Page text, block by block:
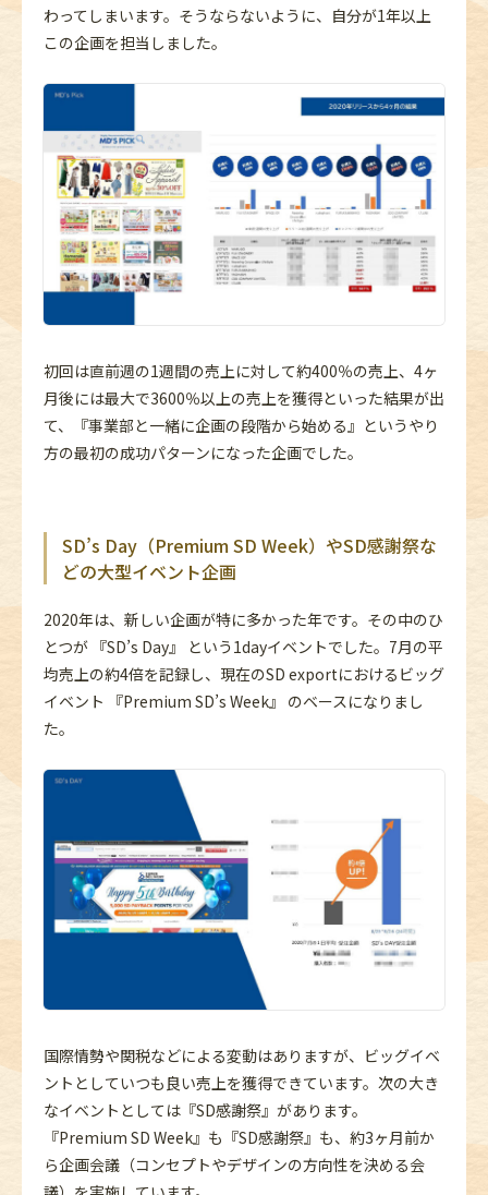
わってしまいます。そうならないように、自分が1年以上
この企画を担当しました。
初回は直前週の1週間の売上に対して約400％の売上、4ヶ
月後には最大で3600％以上の売上を獲得といった結果が出
て、『事業部と一緒に企画の段階から始める』というやり
方の最初の成功パターンになった企画でした。
SD’s Day（Premium SD Week）やSD感謝祭な
どの大型イベント企画
2020年は、新しい企画が特に多かった年です。その中のひ
とつが 『SD’s Day』 という1dayイベントでした。7月の平
均売上の約4倍を記録し、現在のSD exportにおけるビッグ
イベント 『Premium SD’s Week』 のベースになりまし
た。
国際情勢や関税などによる変動はありますが、ビッグイベ
ントとしていつも良い売上を獲得できています。次の大き
なイベントとしては『SD感謝祭』があります。
『Premium SD Week』も『SD感謝祭』も、約3ヶ月前か
ら企画会議（コンセプトやデザインの方向性を決める会